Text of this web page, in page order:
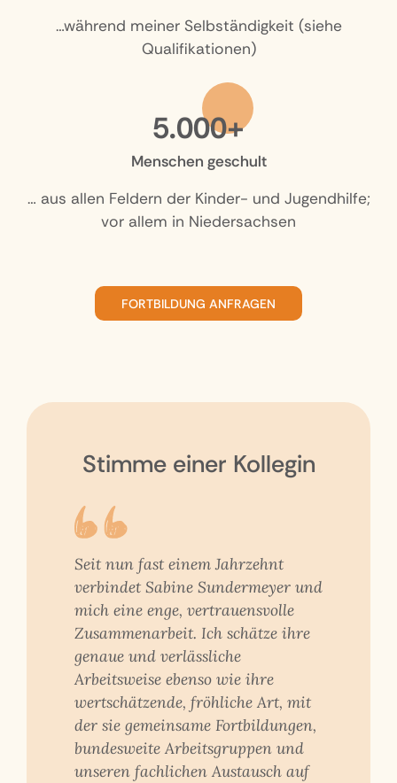
…während meiner Selbständigkeit (siehe
Qualifikationen)
5.000+
Menschen geschult
… aus allen Feldern der Kinder- und Jugendhilfe;
vor allem in Niedersachsen
FORTBILDUNG ANFRAGEN
Stimme einer Kollegin
Seit nun fast einem Jahrzehnt
verbindet Sabine Sundermeyer und
mich eine enge, vertrauensvolle
Zusammenarbeit. Ich schätze ihre
genaue und verlässliche
Arbeitsweise ebenso wie ihre
wertschätzende, fröhliche Art, mit
der sie gemeinsame Fortbildungen,
bundesweite Arbeitsgruppen und
unseren fachlichen Austausch auf